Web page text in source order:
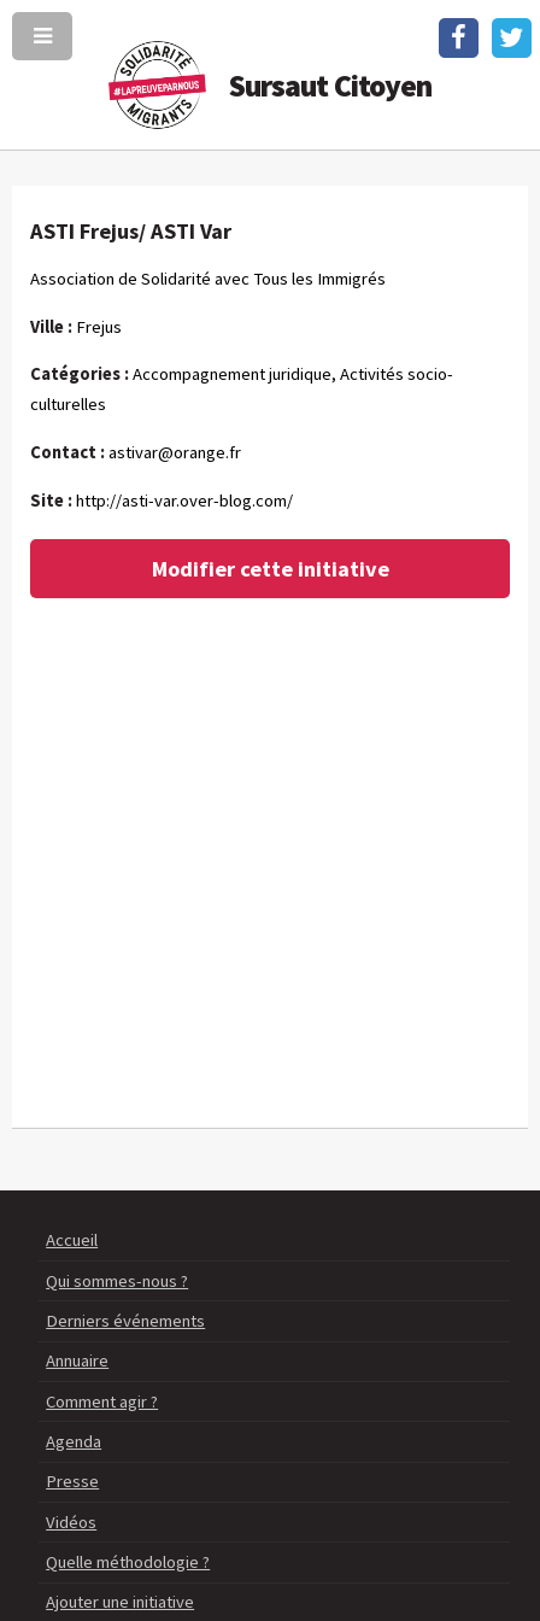
Sursaut Citoyen
ASTI Frejus/ ASTI Var
Association de Solidarité avec Tous les Immigrés
Ville : Frejus
Catégories :Accompagnement juridique, Activités socio-
culturelles
Contact :astivar@orange.fr
Site :http://asti-var.over-blog.com/
Modifier cette initiative
Accueil
Qui sommes-nous ?
Derniers événements
Annuaire
Comment agir ?
Agenda
Presse
Vidéos
Quelle méthodologie ?
Ajouter une initiative